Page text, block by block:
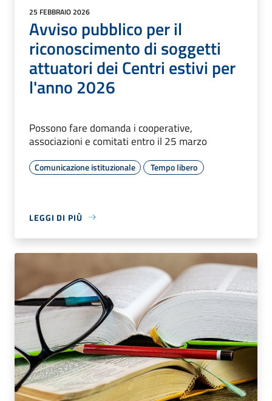
25 FEBBRAIO 2026
Avviso pubblico per il
riconoscimento di soggetti
attuatori dei Centri estivi per
l'anno 2026
Possono fare domanda i cooperative,
associazioni e comitati entro il 25 marzo
Comunicazione istituzionale Tempo libero
LEGGI DI PIÙ